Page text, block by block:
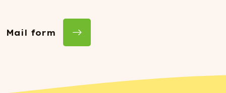
Mail form